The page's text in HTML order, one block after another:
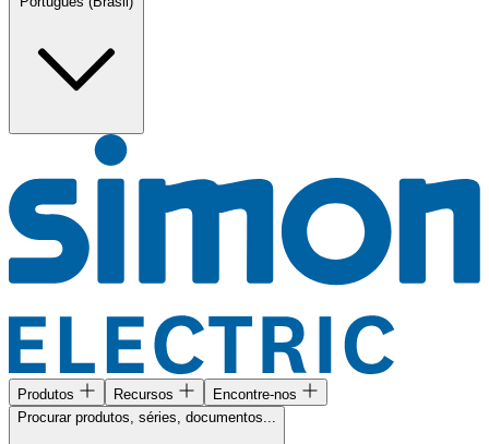
Produtos Recursos
Encontre-nos
Procurar produtos, séries, documentos...